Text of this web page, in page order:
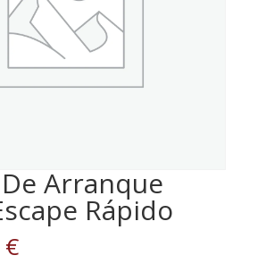
Arranque
Rápido
€